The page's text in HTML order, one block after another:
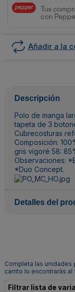
Tus
con
Añadir a la
Descripción
Polo de manga
tapeta de 3
Cubrecosturas
Composición:
gris vigoré 58:
Observaciones:
*Duo Concept.
Detalles del
Completa las unidades
carrito lo encontrarás al
Filtrar lista de